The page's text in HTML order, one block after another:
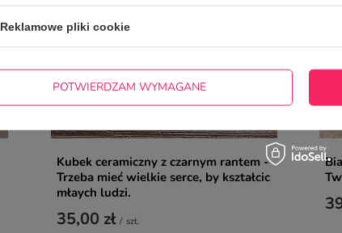
Kubek ceramiczny z czarnym rantem -
Trzeba mieć wielkie serce, by kształcic
młaych ludzi.
35,00 zł / szt.
Reklamowe pliki cookie
POTWIERDZAM WYMAGANE